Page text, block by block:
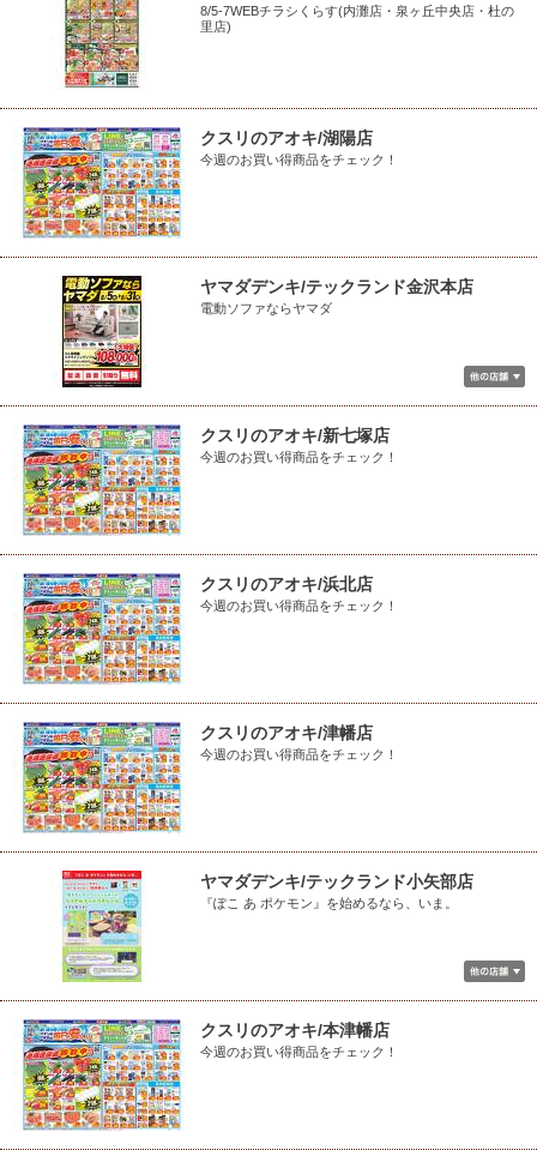
8/5-7WEBチラシくらす(内灘店・泉ヶ丘中央店・杜の
里店)
クスリのアオキ/湖陽店
今週のお買い得商品をチェック！
ヤマダデンキ/テックランド金沢本店
電動ソファならヤマダ
クスリのアオキ/新七塚店
今週のお買い得商品をチェック！
クスリのアオキ/浜北店
今週のお買い得商品をチェック！
クスリのアオキ/津幡店
今週のお買い得商品をチェック！
ヤマダデンキ/テックランド小矢部店
『ぽこ あ ポケモン』を始めるなら、いま。
クスリのアオキ/本津幡店
今週のお買い得商品をチェック！